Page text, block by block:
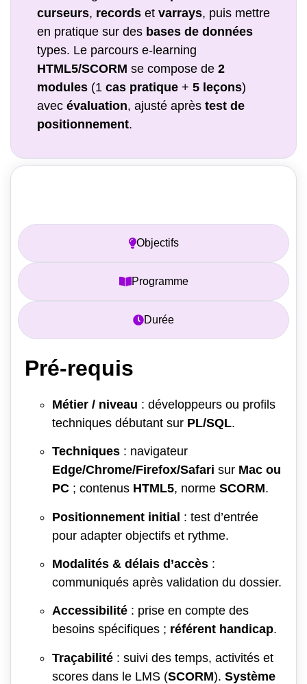
curseurs, recordset varrays, puis mettre
en pratique sur des bases de données
types. Le parcours e-learning
HTML5/SCORM se compose de 2
modules(1 cas pratique+ 5 leçons)
avec évaluation, ajusté après test de
positionnement.
Objectifs
Programme
Durée
Pré-requis
Métier / niveau : développeurs ou profils
techniques débutant sur PL/SQL.
Techniques : navigateur
Edge/Chrome/Firefox/Safari sur Mac ou
PC ; contenus HTML5, norme SCORM.
Positionnement initial : test d’entrée
pour adapter objectifs et rythme.
Modalités & délais d’accès :
communiqués après validation du dossier.
Accessibilité : prise en compte des
besoins spécifiques ; référent handicap.
Traçabilité : suivi des temps, activités et
scores dans le LMS (SCORM). Système